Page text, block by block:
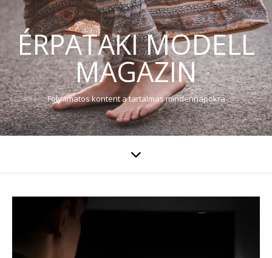
ÉRPATAKI MODELL
MAGAZIN
Folyamatos kontent a tartalmas mindennapokra